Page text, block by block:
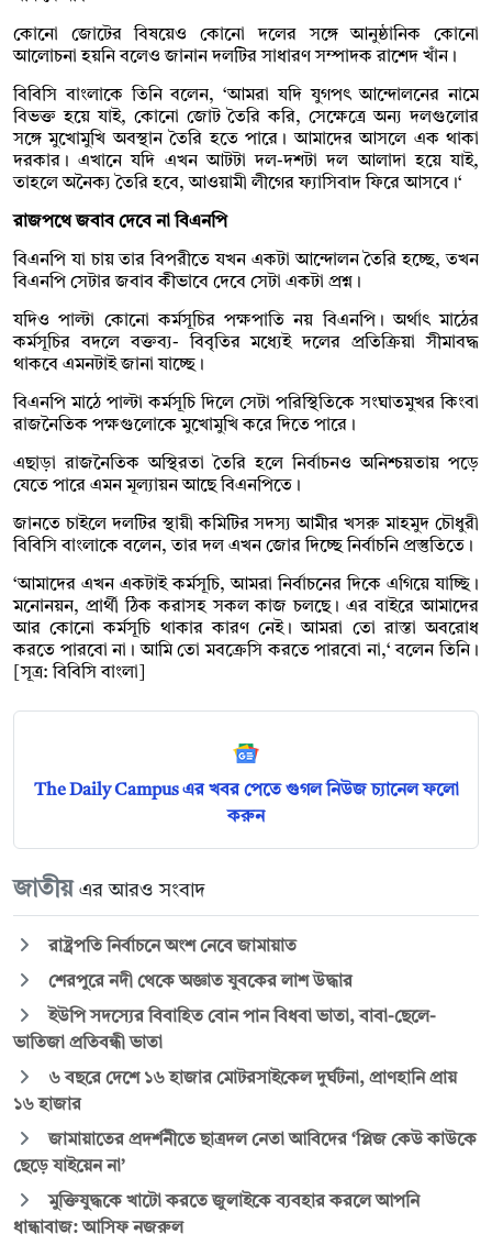
কোনো জোটের বিষয়েও কোনো দলের সঙ্গে আনুষ্ঠানিক কোনো
আলোচনা হয়নি বলেও জানান দলটির সাধারণ সম্পাদক রাশেদ খাঁন।
বিবিসি বাংলাকে তিনি বলেন, ‘আমরা যদি যুগপৎ আন্দোলনের নামে
বিভক্ত হয়ে যাই, কোনো জোট তৈরি করি, সেক্ষেত্রে অন্য দলগুলোর
সঙ্গে মুখোমুখি অবস্থান তৈরি হতে পারে। আমাদের আসলে এক থাকা
দরকার। এখানে যদি এখন আটটা দল-দশটা দল আলাদা হয়ে যাই,
তাহলে অনৈক্য তৈরি হবে, আওয়ামী লীগের ফ্যাসিবাদ ফিরে আসবে।‘
রাজপথে জবাব দেবে না বিএনপি
বিএনপি যা চায় তার বিপরীতে যখন একটা আন্দোলন তৈরি হচ্ছে, তখন
বিএনপি সেটার জবাব কীভাবে দেবে সেটা একটা প্রশ্ন।
যদিও পাল্টা কোনো কর্মসূচির পক্ষপাতি নয় বিএনপি। অর্থাৎ মাঠের
কর্মসূচির বদলে বক্তব্য- বিবৃতির মধ্যেই দলের প্রতিক্রিয়া সীমাবদ্ধ
থাকবে এমনটাই জানা যাচ্ছে।
বিএনপি মাঠে পাল্টা কর্মসূচি দিলে সেটা পরিস্থিতিকে সংঘাতমুখর কিংবা
রাজনৈতিক পক্ষগুলোকে মুখোমুখি করে দিতে পারে।
এছাড়া রাজনৈতিক অস্থিরতা তৈরি হলে নির্বাচনও অনিশ্চয়তায় পড়ে
যেতে পারে এমন মূল্যায়ন আছে বিএনপিতে।
জানতে চাইলে দলটির স্থায়ী কমিটির সদস্য আমীর খসরু মাহমুদ চৌধুরী
বিবিসি বাংলাকে বলেন, তার দল এখন জোর দিচ্ছে নির্বাচনি প্রস্তুতিতে।
‘আমাদের এখন একটাই কর্মসূচি, আমরা নির্বাচনের দিকে এগিয়ে যাচ্ছি।
মনোনয়ন, প্রার্থী ঠিক করাসহ সকল কাজ চলছে। এর বাইরে আমাদের
আর কোনো কর্মসূচি থাকার কারণ নেই। আমরা তো রাস্তা অবরোধ
করতে পারবো না। আমি তো মবক্রেসি করতে পারবো না,‘ বলেন তিনি।
[সূত্র: বিবিসি বাংলা]
The Daily Campus এর খবর পেতে গুগল নিউজ চ্যানেল ফলো
করুন
জাতীয় এর আরও সংবাদ
রাষ্ট্রপতি নির্বাচনে অংশ নেবে জামায়াত
শেরপুরে নদী থেকে অজ্ঞাত যুবকের লাশ উদ্ধার
ইউপি সদস্যের বিবাহিত বোন পান বিধবা ভাতা, বাবা-ছেলে-
ভাতিজা প্রতিবন্ধী ভাতা
৬ বছরে দেশে ১৬ হাজার মোটরসাইকেল দুর্ঘটনা, প্রাণহানি প্রায়
১৬ হাজার
জামায়াতের প্রদর্শনীতে ছাত্রদল নেতা আবিদের ‘প্লিজ কেউ কাউকে
ছেড়ে যাইয়েন না’
মুক্তিযুদ্ধকে খাটো করতে জুলাইকে ব্যবহার করলে আপনি
ধান্ধাবাজ: আসিফ নজরুল